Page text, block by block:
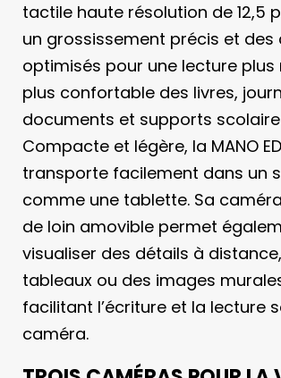
tactile haute résolution de 12,5
un grossissement précis et
optimisés pour une lecture plus
plus confortable des livres,
documents et supports
Compacte et légère, la MANO
transporte facilement dans un
comme une tablette. Sa
de loin amovible permet
visualiser des détails à
tableaux ou des images
facilitant l’écriture et la lecture
caméra.